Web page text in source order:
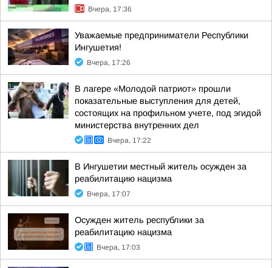
Вчера, 17:36
Уважаемые предприниматели Республики
Ингушетия!
Вчера, 17:26
В лагере «Молодой патриот» прошли
показательные выступления для детей,
состоящих на профильном учете, под эгидой
министерства внутренних дел
Вчера, 17:22
В Ингушетии местный житель осужден за
реабилитацию нацизма
Вчера, 17:07
Осужден житель республики за
реабилитацию нацизма
Вчера, 17:03